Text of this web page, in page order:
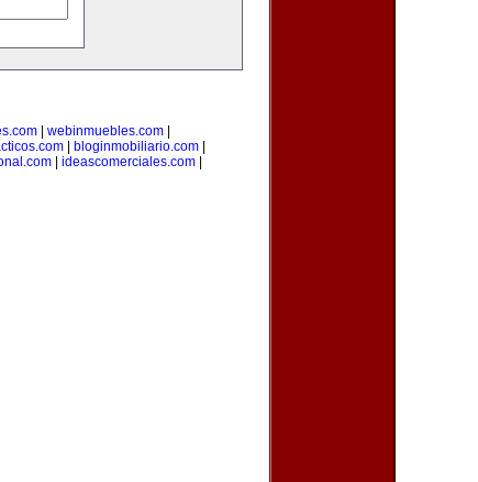
webinmuebles.com
| bloginmobiliario.com|
| ideascomerciales.com|